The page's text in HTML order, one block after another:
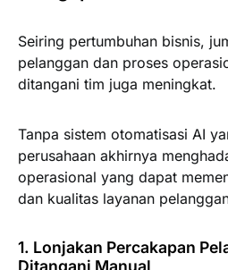
Seiring pertumbuhan bisnis,
pelanggan dan proses
ditangani tim juga meningkat.
Tanpa sistem otomatisasi AI
perusahaan akhirnya
operasional yang dapat
dan kualitas layanan
1. Lonjakan Percakapan
Ditangani Manual